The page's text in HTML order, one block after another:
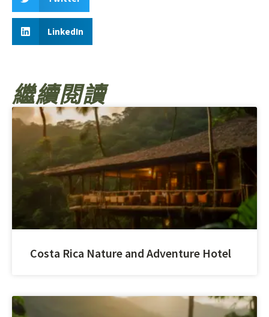
LinkedIn
繼續閱讀
Costa Rica Nature and Adventure Hotel